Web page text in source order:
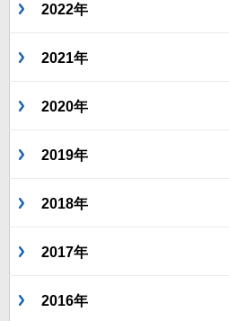
2022年
2021年
2020年
2019年
2018年
2017年
2016年